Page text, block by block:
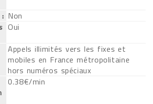
Non
Oui
Appels illimités vers les fixes et
mobiles en France métropolitaine
hors numéros spéciaux
0.38€/min